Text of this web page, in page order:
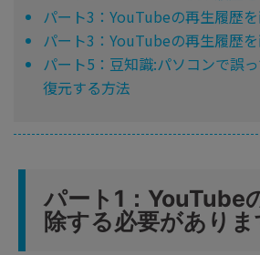
パート3：YouTubeの再生履歴
パート3：YouTubeの再生履歴
パート5：豆知識:パソコンで誤
復元する方法
パート1：YouTube
除する必要がありま